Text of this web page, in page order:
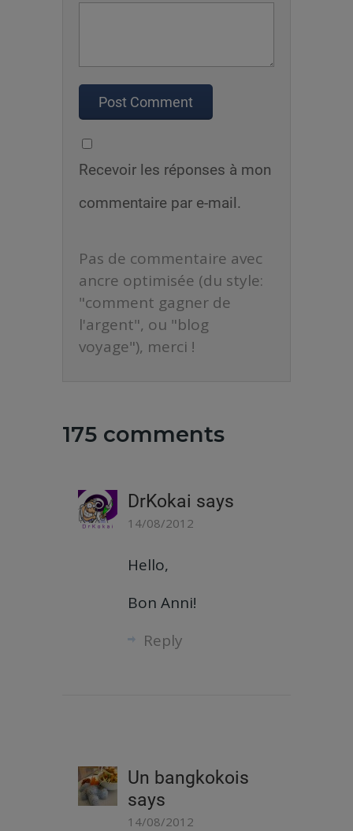
Recevoir les réponses à mon
commentaire par e-mail.
Pas de commentaire avec
ancre optimisée (du style:
"comment gagner de
l'argent", ou "blog
voyage"), merci !
175 comments
DrKokai says
14/08/2012
Hello,
Bon Anni!
Reply
Un bangkokois
says
14/08/2012